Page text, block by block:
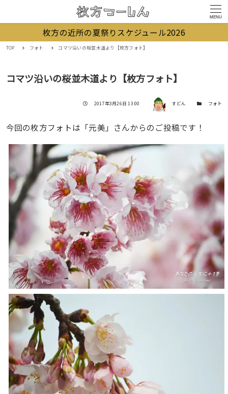
MENU
枚方の近所の夏祭りスケジュール2026
TOP フォト コマツ沿いの桜並木道より【枚方フォト】
コマツ沿いの桜並木道より【枚方フォト】
投稿日
2017年3月26日 13:00 著者 すどん カテゴリー
フォト
今回の枚方フォトは「元美」さんからのご投稿です！